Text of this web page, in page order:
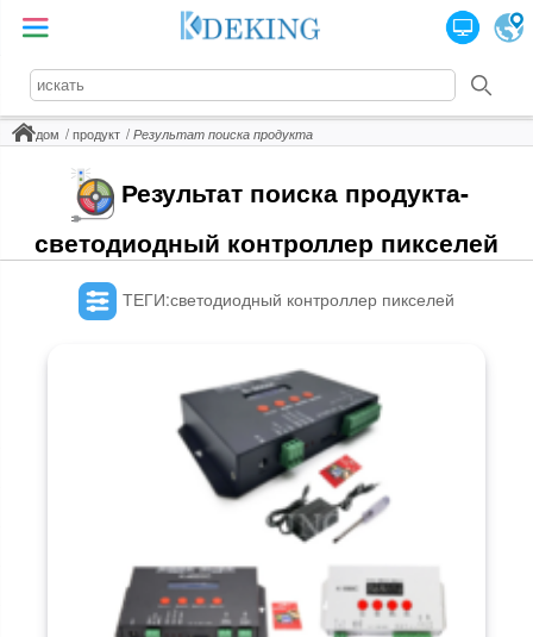
дом продукт Результат поиска продукта
Результат поиска продукта-
светодиодный контроллер пикселей
ТЕГИ:светодиодный контроллер пикселей